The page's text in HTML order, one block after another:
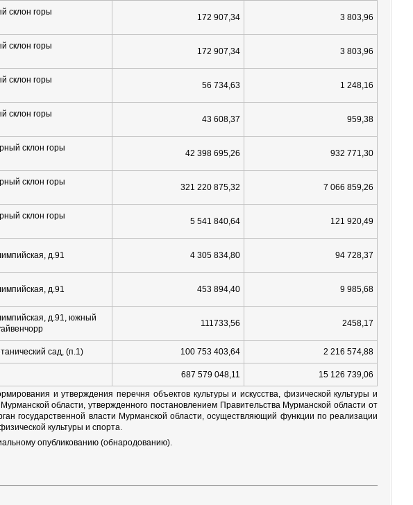
склон горы
172 907,34 3 803,96
склон горы
172 907,34 3 803,96
склон горы
56 734,63 1 248,16
склон горы
43 608,37 959,38
склон горы
42 398 695,26 932 771,30
склон горы
321 220 875,32 7 066 859,26
склон горы
5 541 840,64 121 920,49
д.91 4 305 834,80 94 728,37
д.91 453 894,40 9 985,68
д.91, южный
111733,56 2458,17
сад, (п.1) 100 753 403,64 2 216 574,88
687 579 048,11
15 126 739,06
и утверждения перечня объектов культуры и искусства, физической культуры и
области, утвержденного постановлением Правительства Мурманской области от
государственной власти Мурманской области, осуществляющий функции по реализации
культуры и спорта.
опубликованию (обнародованию).